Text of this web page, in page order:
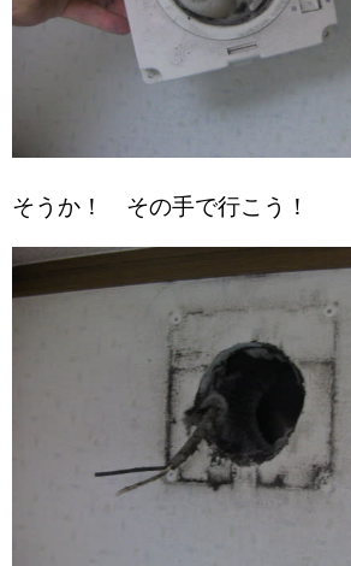
そうか！ その手で行こう！